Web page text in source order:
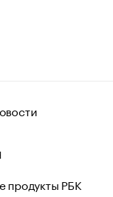
продукты РБК